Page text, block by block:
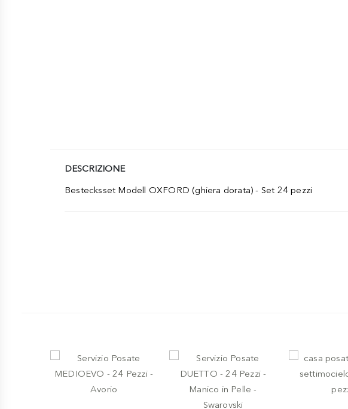
DESCRIZIONE
Bestecksset Modell OXFORD (ghiera dorata) - Set 24 pezzi